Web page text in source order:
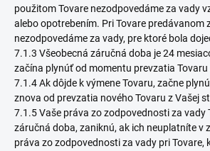
použitom Tovare nezodpovedáme za vady
alebo opotrebením. Pri Tovare predávanom
nezodpovedáme za vady, pre ktoré bola
7.1.3 Všeobecná záručná doba je 24
začína plynúť od momentu prevzatia Tovaru
7.1.4 Ak dôjde k výmene Tovaru, začne
znova od prevzatia nového Tovaru z Vašej
7.1.5 Vaše práva zo zodpovednosti za vady
záručná doba, zaniknú, ak ich neuplatníte v
práva zo zodpovednosti za vady pri Tovare,